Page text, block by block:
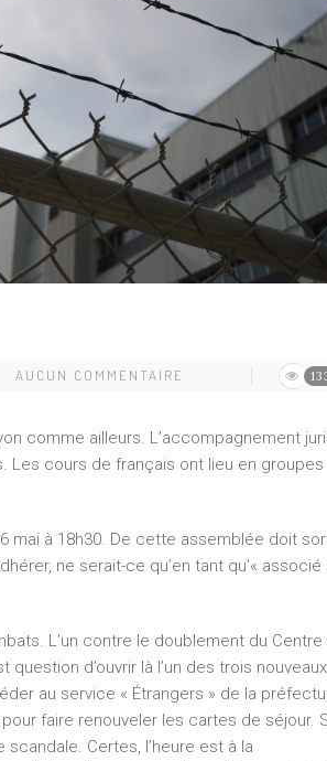
AUCUN COMMENTAIRE
comme ailleurs. L’accompagnement
Les cours de français ont lieu en groupes
mai à 18h30. De cette assemblée doit
ne serait-ce qu’en tant qu’« associé
L’un contre le doublement du Centre
d’ouvrir là l’un des trois
au service « Étrangers » de la
faire renouveler les cartes de séjour.
scandale. Certes, l’heure est à la